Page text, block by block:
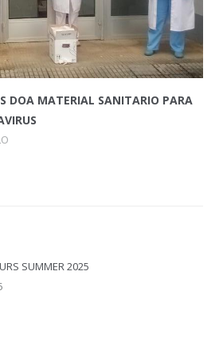
DOA MATERIAL SANITARIO PARA
SUMMER 2025